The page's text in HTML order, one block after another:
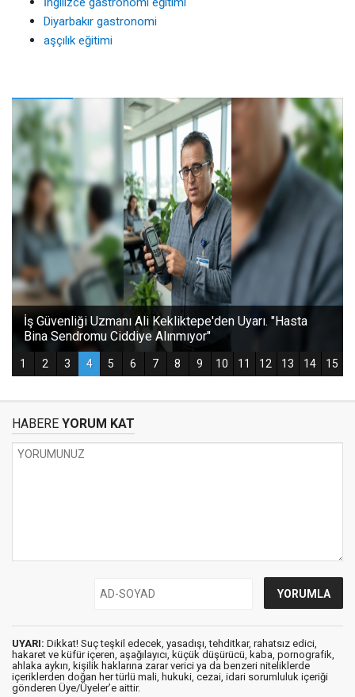
Diyarbakır gastronomi
aşçılık eğitimi
HABERE YORUM KAT
UYARI: Dikkat! Suç teşkil edecek, yasadışı, tehditkar, rahatsız edici,
hakaret ve küfür içeren, aşağılayıcı, küçük düşürücü, kaba, pornografik,
ahlaka aykırı, kişilik haklarına zarar verici ya da benzeri niteliklerde
içeriklerden doğan her türlü mali, hukuki, cezai, idari sorumluluk içeriği
gönderen Üye/Üyeler’e aittir.